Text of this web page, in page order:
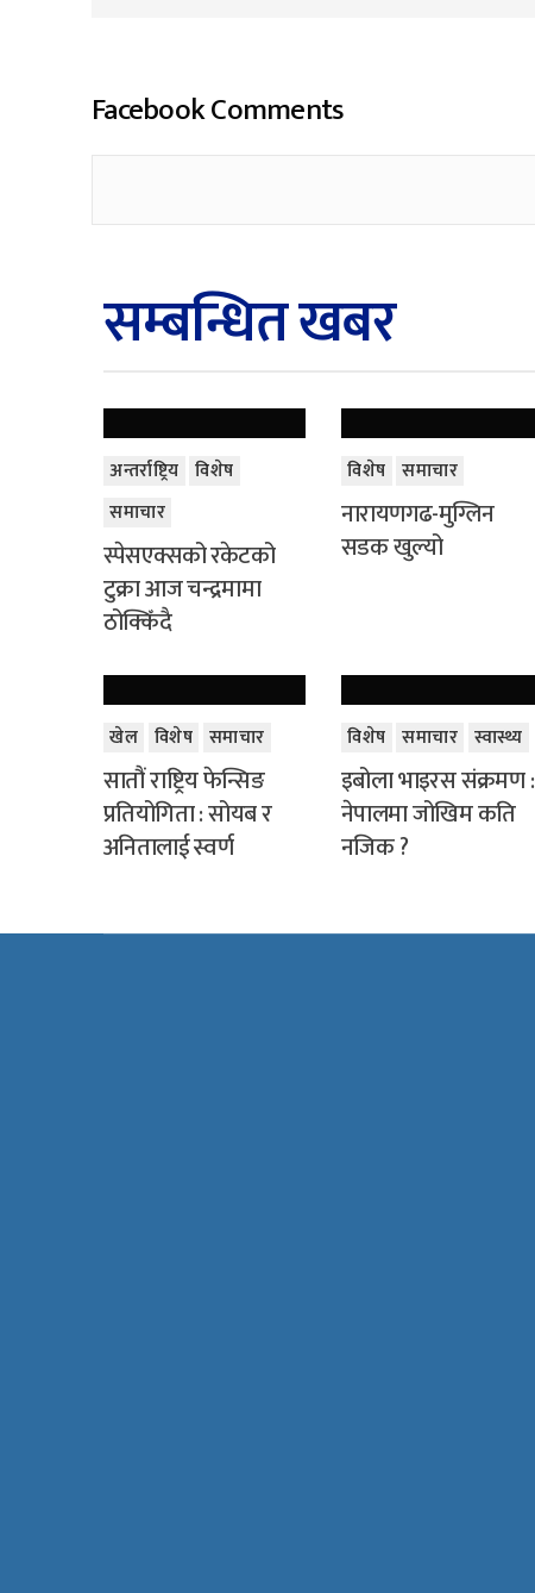
Facebook Comments
सम्बन्धित खबर
अन्तर्राष्ट्रिय विशेष
समाचार
स्पेसएक्सको रकेटको
टुक्रा आज चन्द्रमामा
ठोक्किँदै
विशेष समाचार
नारायणगढ-मुग्लिन
सडक खुल्यो
खेल विशेष समाचार
सातौं राष्ट्रिय फेन्सिङ
प्रतियोगिता : सोयब र
अनितालाई स्वर्ण
विशेष समाचार स्वास्थ्य
इबोला भाइरस संक्रमण :
नेपालमा जोखिम कति
नजिक ?